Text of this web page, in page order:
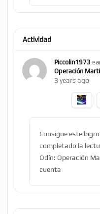
Actividad
Piccolin1973
Operación
3 years ago
Consigue este
completado la
Odín: Operación
cuenta